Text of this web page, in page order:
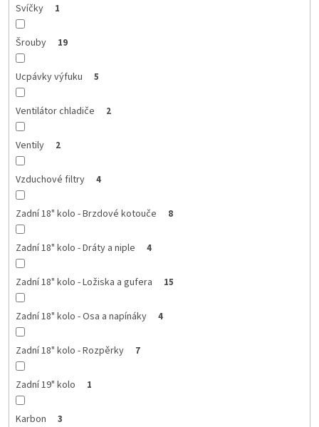
Svíčky 1
Šrouby 19
Ucpávky výfuku 5
Ventilátor chladiče 2
Ventily 2
Vzduchové filtry 4
Zadní 18" kolo - Brzdové kotouče 8
Zadní 18" kolo - Dráty a niple 4
Zadní 18" kolo - Ložiska a gufera 15
Zadní 18" kolo - Osa a napínáky 4
Zadní 18" kolo - Rozpěrky 7
Zadní 19" kolo 1
Karbon 3